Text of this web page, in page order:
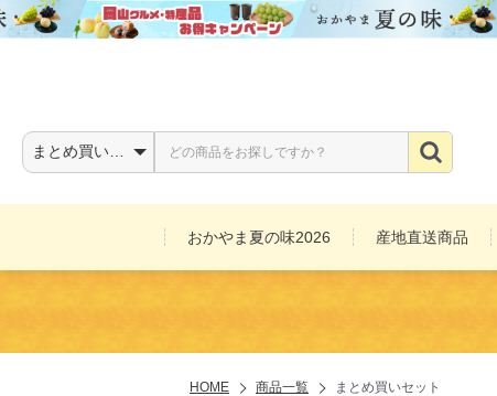
おかやま夏の味2026 産地直送商品
HOME 商品一覧 まとめ買いセット